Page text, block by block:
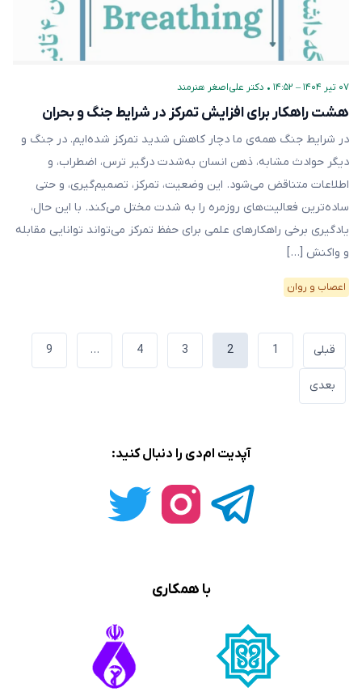
۰۷ تیر ۱۴۰۴ – ۱۴:۵۲ • دکتر علی‌اصغر هنرمند
هشت راهکار برای افزایش تمرکز در شرایط جنگ و بحران
در شرایط جنگ همه‌ی ما دچار کاهش شدید تمرکز شده‌ایم. در جنگ و
دیگر حوادث مشابه، ذهن انسان به‌شدت درگیر ترس، اضطراب، و
اطلاعات متناقض می‌شود. این وضعیت، تمرکز، تصمیم‌گیری، و حتی
ساده‌ترین فعالیت‌های روزمره را به شدت مختل می‌کند. با این حال،
یادگیری برخی راهکارهای علمی برای حفظ تمرکز می‌تواند توانایی مقابله
و واکنش […]
اعصاب و روان
صفحه‌بندی
نوشته‌ها
قبلی 1
2
3
4
…
9
بعدی
آپدیت ام‌دی را دنبال کنید:
با همکاری